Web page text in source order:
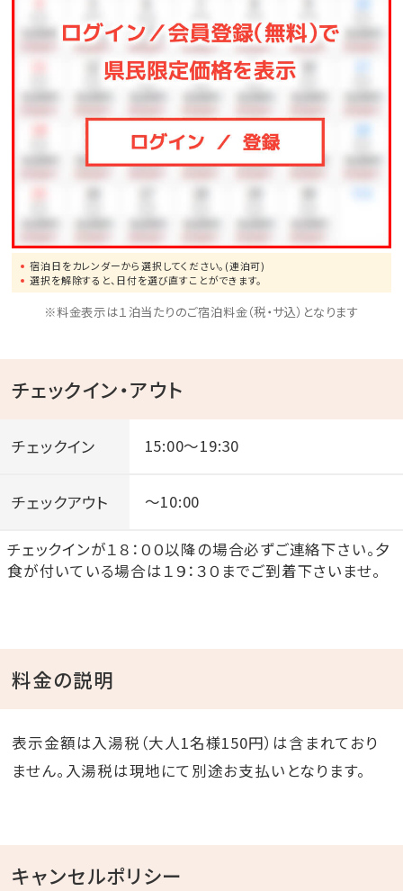
宿泊日をカレンダーから選択してください。(連泊可)
選択を解除すると、日付を選び直すことができます。
※料金表示は１泊当たりのご宿泊料金（税・サ込）となります
チェックイン・アウト
チェックイン 15:00～19:30
チェックアウト ～10:00
チェックインが１８：００以降の場合必ずご連絡下さい。夕
食が付いている場合は１９：３０までご到着下さいませ。
料金の説明
表示金額は入湯税（大人1名様150円）は含まれており
ません。入湯税は現地にて別途お支払いとなります。
キャンセルポリシー